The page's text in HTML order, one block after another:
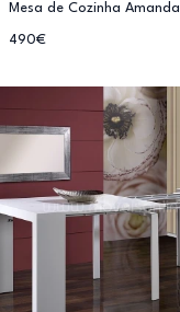
Mesa de Cozinha Amanda
490€